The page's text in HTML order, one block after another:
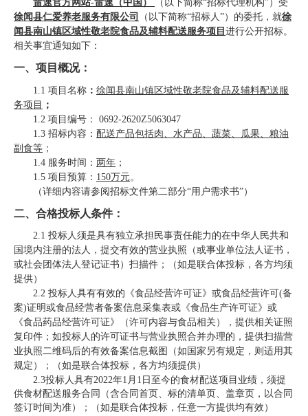
雷速官方网站-雷速（中国） （以下简称“招标代理机构”）受
徐闻县仁爱养老服务有限公司
（以下简称“招标人”）的委托，就徐
闻县南山镇区域性敬老院食品及辅料配送服务项目 进行公开招标。
相关事宜通知如下：
一、项目 概况：
1.1 项目名称 ： 徐闻县南山镇区域性敬老院食品及辅料配送服
务项目 ；
1.2 项目编号：
0692-2620Z5063047
1.3 招标内容： 配送产品包括肉、水产品、蔬菜、瓜果、粮油
副食等 ；
1. 4 服务时间 ： 两年 ；
1.5 项目预算： 150万元。
（详细内容请参阅招标文件第二部分“用户需求书”）
二、合格投标人条件：
2.1 投标人须是具有独立承担民事责任能力的在中华人民共和
国境内注册的法人，提交有效的营业执照（或事业单位法人证书，
或社会团体法人登记证书）扫描件；
（如是联合体投标，各方均须
提供）
2.2 投标人具有有效的《食品经营许可证》或食品经营许可(备
案)证明或食品经营者备案信息采集表或《食品生产许可证》或
《食品药品经营许可证》（许可内容与食品相关）
，提供相关证照
复印件；如投标人的许可证书与营业执照合并办理的，提供扫描营
业执照二维码后的有效备案信息截图
（如国家另有规定，则适用其
规定）；（如是联合体投标，各方均须提供）
2.3投标人具有2022年1月1日至今的食材配送项目业绩，须提
供食材配送服务合同（含合同首页、标的清单页、盖章页，以合同
签订时间为准）；
（如是联合体投标，任意一方提供均有效 ）